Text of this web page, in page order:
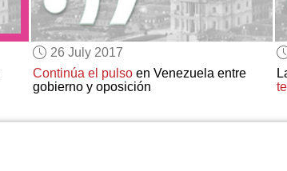
26 July 2017
Continúa el pulsoen Venezuela entre
gobierno y oposición